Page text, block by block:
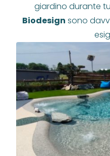
giardino durante
Biodesign sono